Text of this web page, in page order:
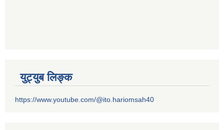
युट्युब लिङ्क
https://www.youtube.com/@ito.hariomsah40